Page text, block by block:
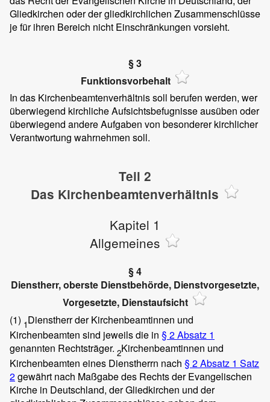
Gliedkirchen oder der gliedkirchlichen Zusammenschlüsse
je für ihren Bereich nicht Einschränkungen vorsieht.
§ 3
Funktionsvorbehalt
In das Kirchenbeamtenverhältnis soll berufen werden, wer
überwiegend kirchliche Aufsichtsbefugnisse ausüben oder
überwiegend andere Aufgaben von besonderer kirchlicher
Verantwortung wahrnehmen soll.
Teil 2
Das Kirchenbeamtenverhältnis
Kapitel 1
Allgemeines
§ 4
Dienstherr, oberste Dienstbehörde, Dienstvorgesetzte,
Vorgesetzte, Dienstaufsicht
(1) 1Dienstherr der Kirchenbeamtinnen und
Kirchenbeamten sind jeweils die in § 2Absatz 1
genannten Rechtsträger. 2Kirchenbeamtinnen und
Kirchenbeamten eines Dienstherrn nach § 2Absatz 1 Satz
2gewährt nach Maßgabe des Rechts der Evangelischen
Kirche in Deutschland, der Gliedkirchen und der